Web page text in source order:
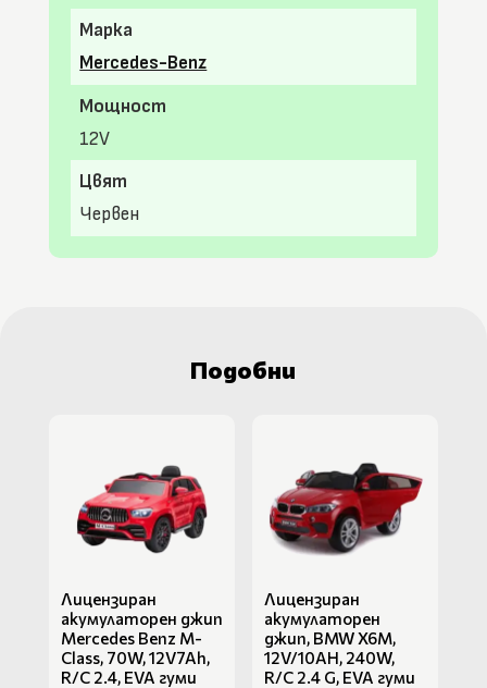
Марка
Mercedes-Benz
Мощност
12V
Цвят
Червен
Подобни
Лицензиран
акумулаторен джип
Mercedes Benz M-
Class, 70W, 12V7Ah,
R/C 2.4, EVA гуми
Лицензиран
акумулаторен
джип, BMW X6M,
12V/10AH, 240W,
R/C 2.4 G, EVA гуми